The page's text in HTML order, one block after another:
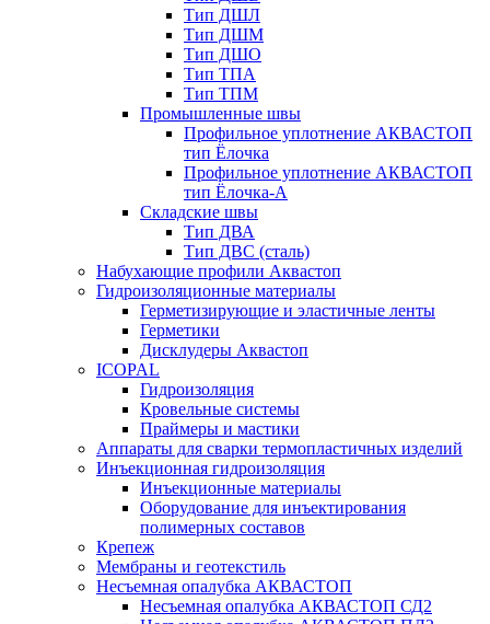
Тип ДШЛ
Тип ДШМ
Тип ДШО
Тип ТПА
Тип ТПМ
Промышленные швы
Профильное уплотнение АКВАСТОП
тип Ёлочка
Профильное уплотнение АКВАСТОП
тип Ёлочка-А
Складские швы
Тип ДВА
Тип ДВС (сталь)
Набухающие профили Аквастоп
Гидроизоляционные материалы
Герметизирующие и эластичные ленты
Герметики
Дисклудеры Аквастоп
ICOPAL
Гидроизоляция
Кровельные системы
Праймеры и мастики
Аппараты для сварки термопластичных изделий
Инъекционная гидроизоляция
Инъекционные материалы
Оборудование для инъектирования
полимерных составов
Крепеж
Мембраны и геотекстиль
Несъемная опалубка АКВАСТОП
Несъемная опалубка АКВАСТОП СД2